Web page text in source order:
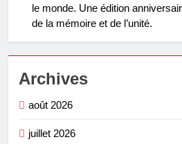
le monde. Une édition
de la mémoire et de l’unité.
Archives
août 2026
juillet 2026